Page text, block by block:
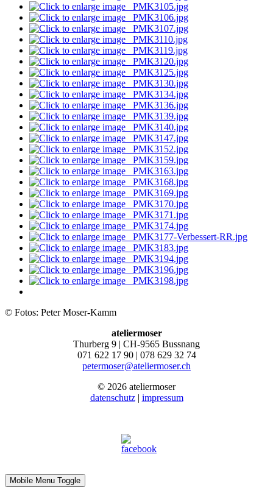
© Fotos: Peter Moser-Kamm
ateliermoser
Thurberg 9 | CH-9565 Bussnang
071 622 17 90 | 078 629 32 74
petermoser@ateliermoser.ch
© 2026 ateliermoser
datenschutz| impressum
Mobile Menu Toggle